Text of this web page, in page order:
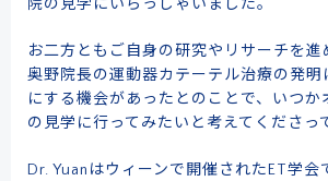
院の見学にいらっしゃいました。
お二方ともご自身の研究やリサーチを進
奥野院長の運動器カテーテル治療の発明
にする機会があったとのことで、いつか
の見学に行ってみたいと考えてくださっ
Dr. Yuanはウィーンで開催されたET学会